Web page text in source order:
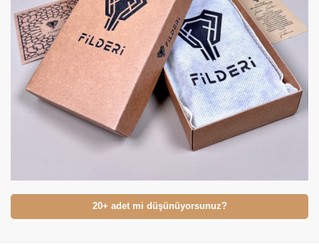
20+ adet mi düşünüyorsunuz?